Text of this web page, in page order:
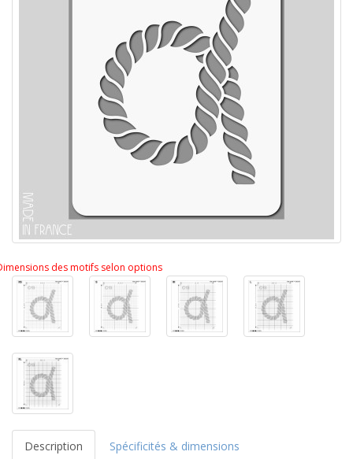
des motifs selon options
Description Spécificités & dimensions